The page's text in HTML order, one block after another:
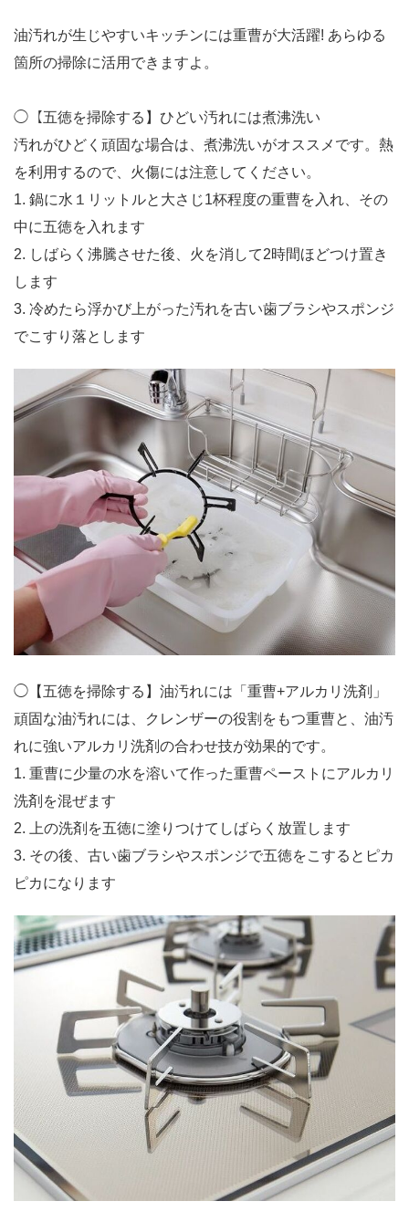
油汚れが生じやすいキッチンには重曹が大活躍! あらゆる
箇所の掃除に活用できますよ。
◯【五徳を掃除する】ひどい汚れには煮沸洗い
汚れがひどく頑固な場合は、煮沸洗いがオススメです。熱
を利用するので、火傷には注意してください。
1. 鍋に水１リットルと大さじ1杯程度の重曹を入れ、その
中に五徳を入れます
2. しばらく沸騰させた後、火を消して2時間ほどつけ置き
します
3. 冷めたら浮かび上がった汚れを古い歯ブラシやスポンジ
でこすり落とします
◯【五徳を掃除する】油汚れには「重曹+アルカリ洗剤」
頑固な油汚れには、クレンザーの役割をもつ重曹と、油汚
れに強いアルカリ洗剤の合わせ技が効果的です。
1. 重曹に少量の水を溶いて作った重曹ペーストにアルカリ
洗剤を混ぜます
2. 上の洗剤を五徳に塗りつけてしばらく放置します
3. その後、古い歯ブラシやスポンジで五徳をこするとピカ
ピカになります